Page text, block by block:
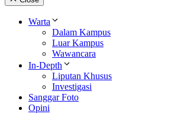
Warta
Dalam Kampus
Luar Kampus
Wawancara
In-Depth
Liputan Khusus
Investigasi
Sanggar Foto
Opini